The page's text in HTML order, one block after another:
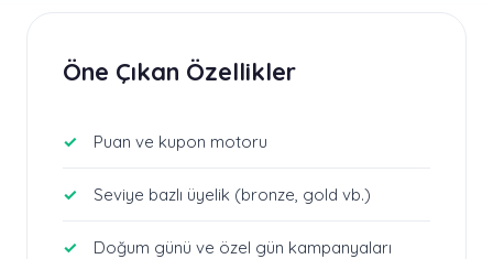
Öne Çıkan Özellikler
Puan ve kupon motoru
Seviye bazlı üyelik (bronze, gold vb.)
Doğum günü ve özel gün kampanyaları